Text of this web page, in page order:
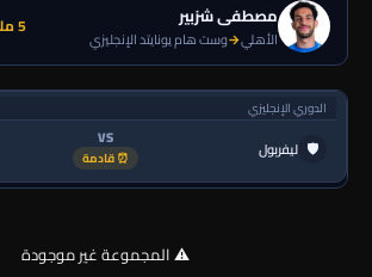
مصطفى شزبير
الأهلي→وست هام يونايتد الإنجليزي 5 ملايين دولا
الدوري الإنجليزي
🛡 ليفربول VS
⏰ قادمة
⚠️ المجموعة غير موجودة